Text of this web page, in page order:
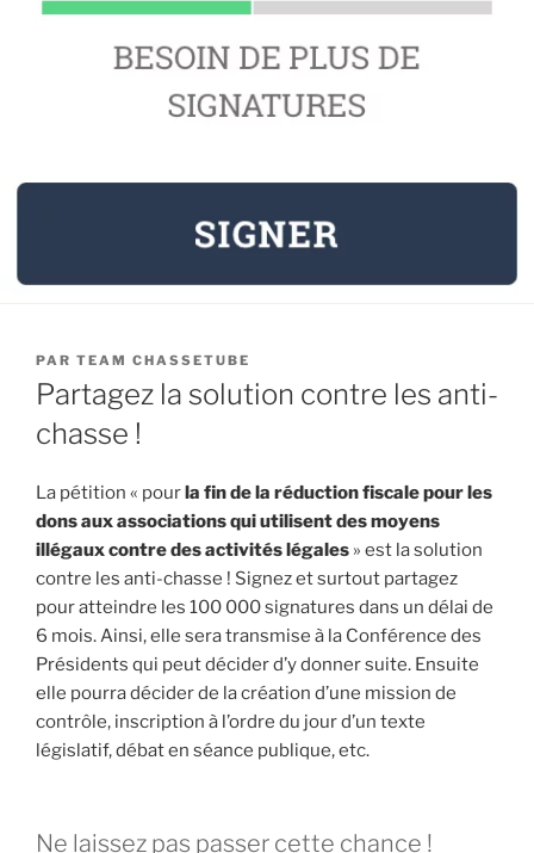
PUBLIÉ
LE
PAR TEAM CHASSETUBE
Partagez la solution contre les anti-
chasse !
La pétition « pourla fin de la réduction fiscale pour les
dons aux associations qui utilisent des moyens
illégaux contre des activités légales » est la solution
contre les anti-chasse ! Signez et surtout partagez
pour atteindre les 100 000 signatures dans un délai de
6 mois. Ainsi, elle sera transmise à la Conférence des
Présidents qui peut décider d’y donner suite. Ensuite
elle pourra décider de la création d’une mission de
contrôle, inscription à l’ordre du jour d’un texte
législatif, débat en séance publique, etc.
Ne laissez pas passer cette chance !